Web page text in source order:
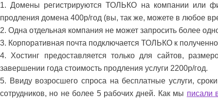
1. Домены регистрируются ТОЛЬКО на компании или
продления домена 400р/год (вы, так же, можете в любое
2. Одна отдельная компания не может запросить более
3. Корпоративная почта подключается ТОЛЬКО к
4. Хостинг предоставляется только для сайтов,
завершении года стоимость продления услуги 2200р/год.
5. Ввиду возросшего спроса на бесплатные услуги,
сотрудников, но не более 5 рабочих дней. Как мы писали